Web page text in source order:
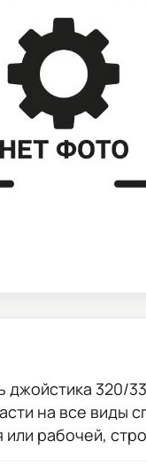
джойстика 320/
на все виды
рабочей,